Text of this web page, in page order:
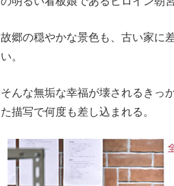
故郷の穏やかな景色も、古い家に
い。
そんな無垢な幸福が壊されるきっ
た描写で何度も差し込まれる。